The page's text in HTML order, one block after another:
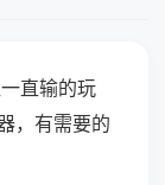
直输的玩
，有需要的